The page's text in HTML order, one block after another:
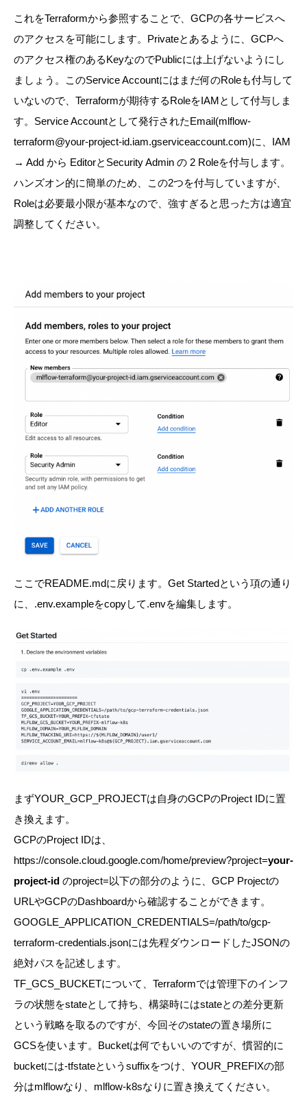
これをTerraformから参照することで、GCPの各サービスへ
のアクセスを可能にします。Privateとあるように、GCPへ
のアクセス権のあるKeyなのでPublicには上げないようにし
ましょう。
このService Accountにはまだ何のRoleも付与して
いないので、Terraformが期待するRoleをIAMとして付与しま
す。 Service Accountとして発行されたEmail(mlflow-
terraform@your-project-id.iam.gserviceaccount.com)に、IAM
→ Add から EditorとSecurity Admin の 2 Roleを付与します。
ハンズオン的に簡単のため、この2つを付与していますが、
Roleは必要最小限が基本なので、強すぎると思った方は適宜
調整してください。
ここでREADME.mdに戻ります。 Get Startedという項の通り
に、.env.exampleをcopyして.envを編集します。
まずYOUR_GCP_PROJECTは自身のGCPのProject IDに置
き換えます。
GCPのProject IDは、
https://console.cloud.google.com/home/preview?project=your-
project-id のproject=以下の部分のように、GCP Projectの
URLやGCPのDashboardから確認することができます。
GOOGLE_APPLICATION_CREDENTIALS=/path/to/gcp-
terraform-credentials.jsonには先程ダウンロードしたJSONの
絶対パスを記述します。
TF_GCS_BUCKETについて、Terraformでは管理下のインフ
ラの状態をstateとして持ち、構築時にはstateとの差分更新
という戦略を取るのですが、今回そのstateの置き場所に
GCSを使います。Bucketは何でもいいのですが、慣習的に
bucketには-tfstateというsuffixをつけ、YOUR_PREFIXの部
分はmlflowなり、mlflow-k8sなりに置き換えてください。